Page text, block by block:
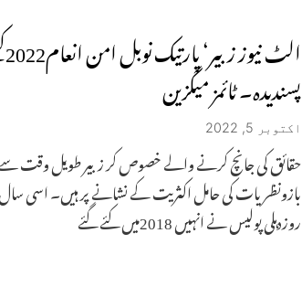
الٹ
پسندیدہ۔ ٹائمز میگزین
اکتوبر 5, 2022
حقائق کی جانچ کرنے والے خصوص کر زبیر طویل وقت
روزدہلی پولیس نے انہیں 2018میں کئے گئے